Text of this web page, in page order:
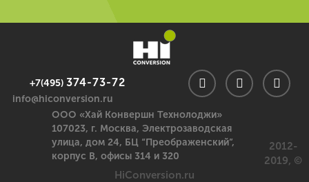
+7(495) 374-73-72
info@hiconversion.ru
ООО «Хай Конвершн Технолоджи»
107023, г. Москва, Электрозаводская
улица, дом 24, БЦ “Преображенский”,
корпус В, офисы 314 и 320
2012-
2019, ©
HiConversion.ru